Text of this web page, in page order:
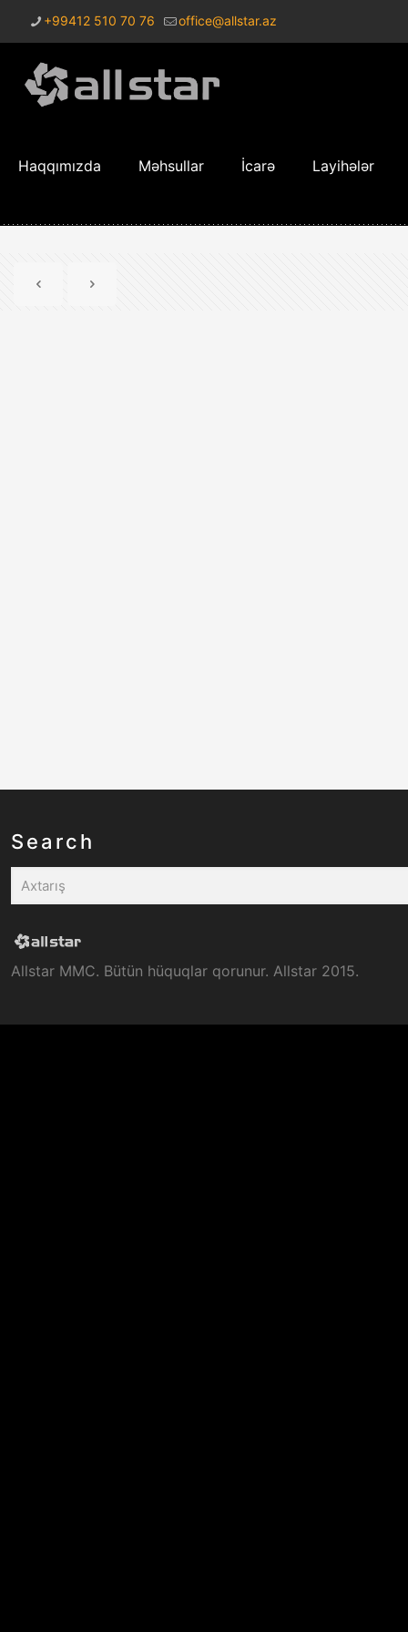
+99412 510 70 76 office@allstar.az
Haqqımızda Məhsullar İcarə Layihələr
Search
Allstar MMC. Bütün hüquqlar qorunur. Allstar 2015.